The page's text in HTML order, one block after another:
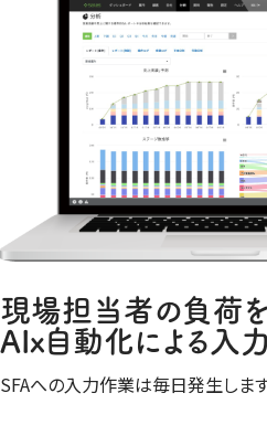
現場担当者の負荷
AIx自動化による入
SFAへの入力作業は毎日発生します